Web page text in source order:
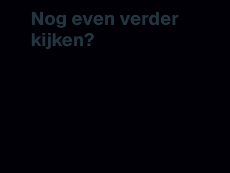
Nog even verder
kijken?